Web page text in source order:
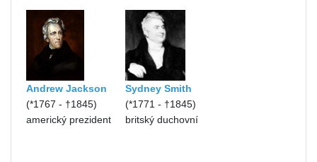
Andrew Jackson
(*1767 - †1845)
americký prezident
Sydney Smith
(*1771 - †1845)
britský duchovní